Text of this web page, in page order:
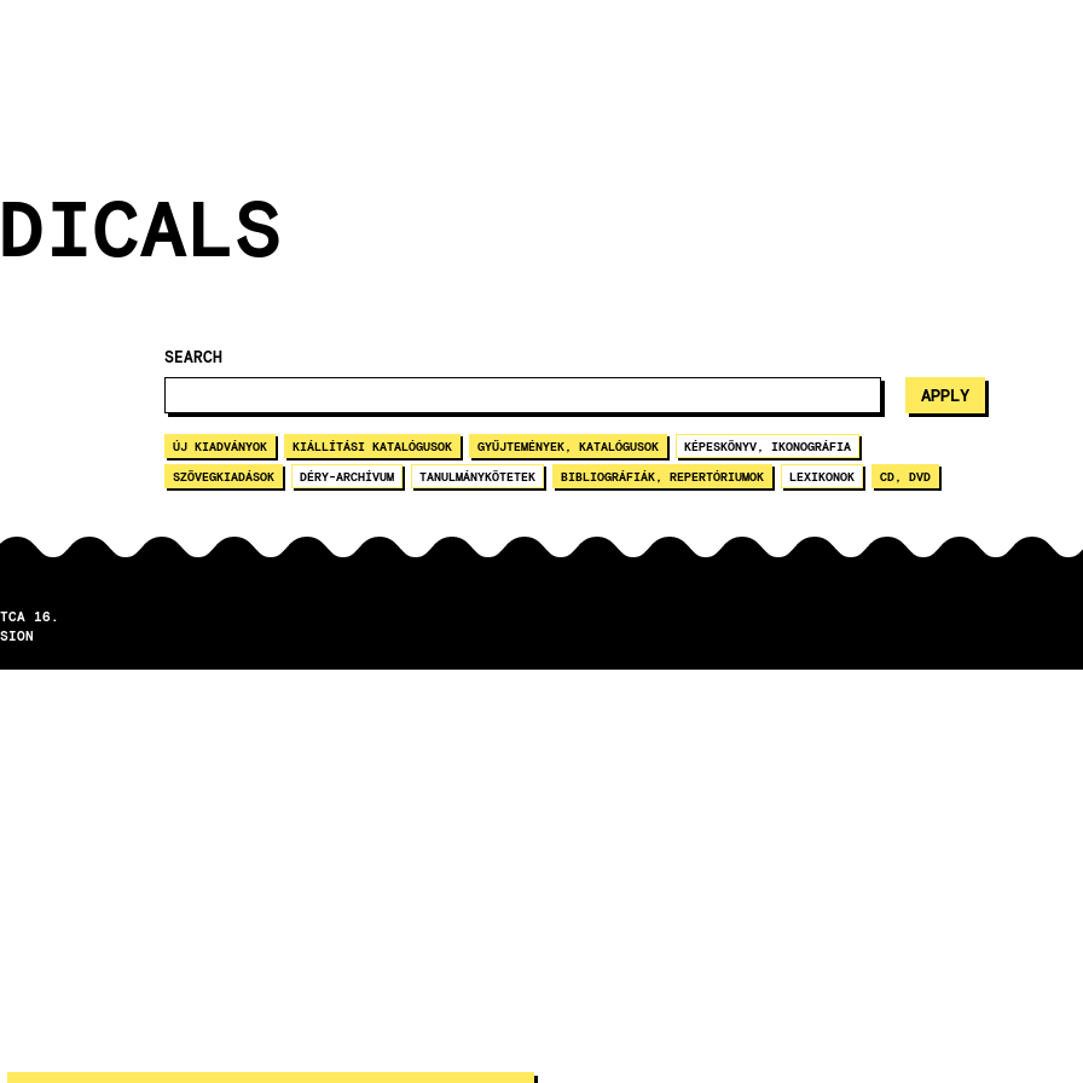
SEARCH
ÚJ KIADVÁNYOK KIÁLLÍTÁSI KATALÓGUSOK GYŰJTEMÉNYEK, KATALÓGUSOK KÉPESKÖNYV, IKONOGRÁFIA
SZÖVEGKIADÁSOK DÉRY-ARCHÍVUM TANULMÁNYKÖTETEK BIBLIOGRÁFIÁK, REPERTÓRIUMOK LEXIKONOK CD, DVD
16.